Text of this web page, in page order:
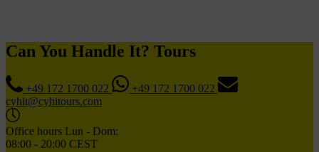
Can You Handle It? Tours
+49 172 1700 022
+49 172 1700 022
cyhit@cyhitours.com
Office hours Lun - Dom:
08:00 - 20:00 CEST